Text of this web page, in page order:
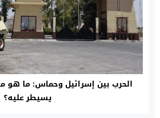
الحرب بين إسرائيل وحماس: ما هو
يسيطر عليه؟